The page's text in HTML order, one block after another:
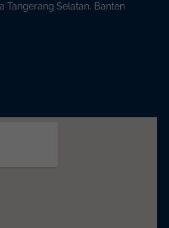
Tangerang Selatan, Banten